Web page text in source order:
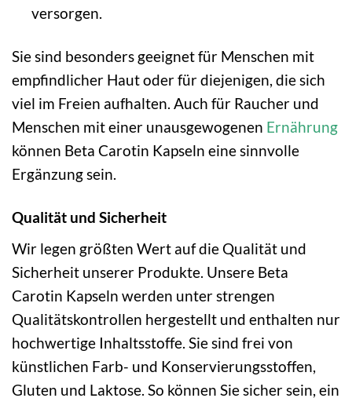
versorgen.
Sie sind besonders geeignet für Menschen mit
empfindlicher Haut oder für diejenigen, die sich
viel im Freien aufhalten. Auch für Raucher und
Menschen mit einer unausgewogenen Ernährung
können Beta Carotin Kapseln eine sinnvolle
Ergänzung sein.
Qualität und Sicherheit
Wir legen größten Wert auf die Qualität und
Sicherheit unserer Produkte. Unsere Beta
Carotin Kapseln werden unter strengen
Qualitätskontrollen hergestellt und enthalten nur
hochwertige Inhaltsstoffe. Sie sind frei von
künstlichen Farb- und Konservierungsstoffen,
Gluten und Laktose. So können Sie sicher sein, ein